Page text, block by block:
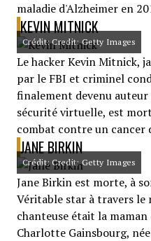
maladie d'Alzheimer en
KEVIN MITNICK
Crédit: Credit: Getty Images
Le hacker Kevin Mitnick,
par le FBI et criminel
finalement devenu
sécurité virtuelle, est
combat contre un cancer
JANE BIRKIN
Crédit: Credit: Getty Images
Jane Birkin est morte, à
Véritable star à travers le
chanteuse était la
Charlotte Gainsbourg,